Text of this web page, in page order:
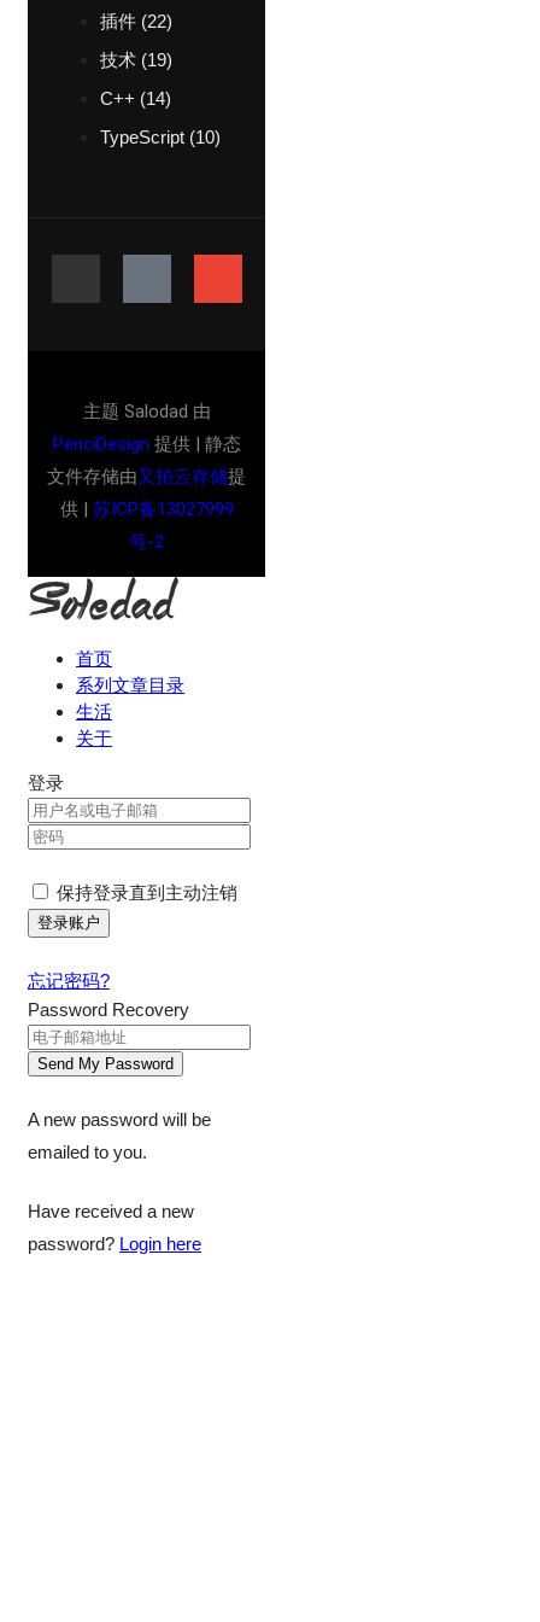
插件 (22)
技术 (19)
C++ (14)
TypeScript (10)
主题 Salodad 由
PenciDesign 提供 | 静态
文件存储由又拍云存储提
供 | 苏ICP备13027999
号-2
首页
系列文章目录
生活
关于
登录
保持登录直到主动注销
忘记密码?
Password Recovery
A new password will be
emailed to you.
Have received a new
password? Login here